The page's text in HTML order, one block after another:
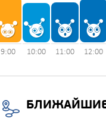
9:00 10:00 11:00 12:00